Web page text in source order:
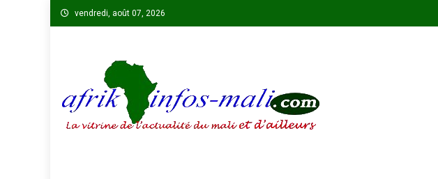
Skip
to
vendredi, août 07, 2026